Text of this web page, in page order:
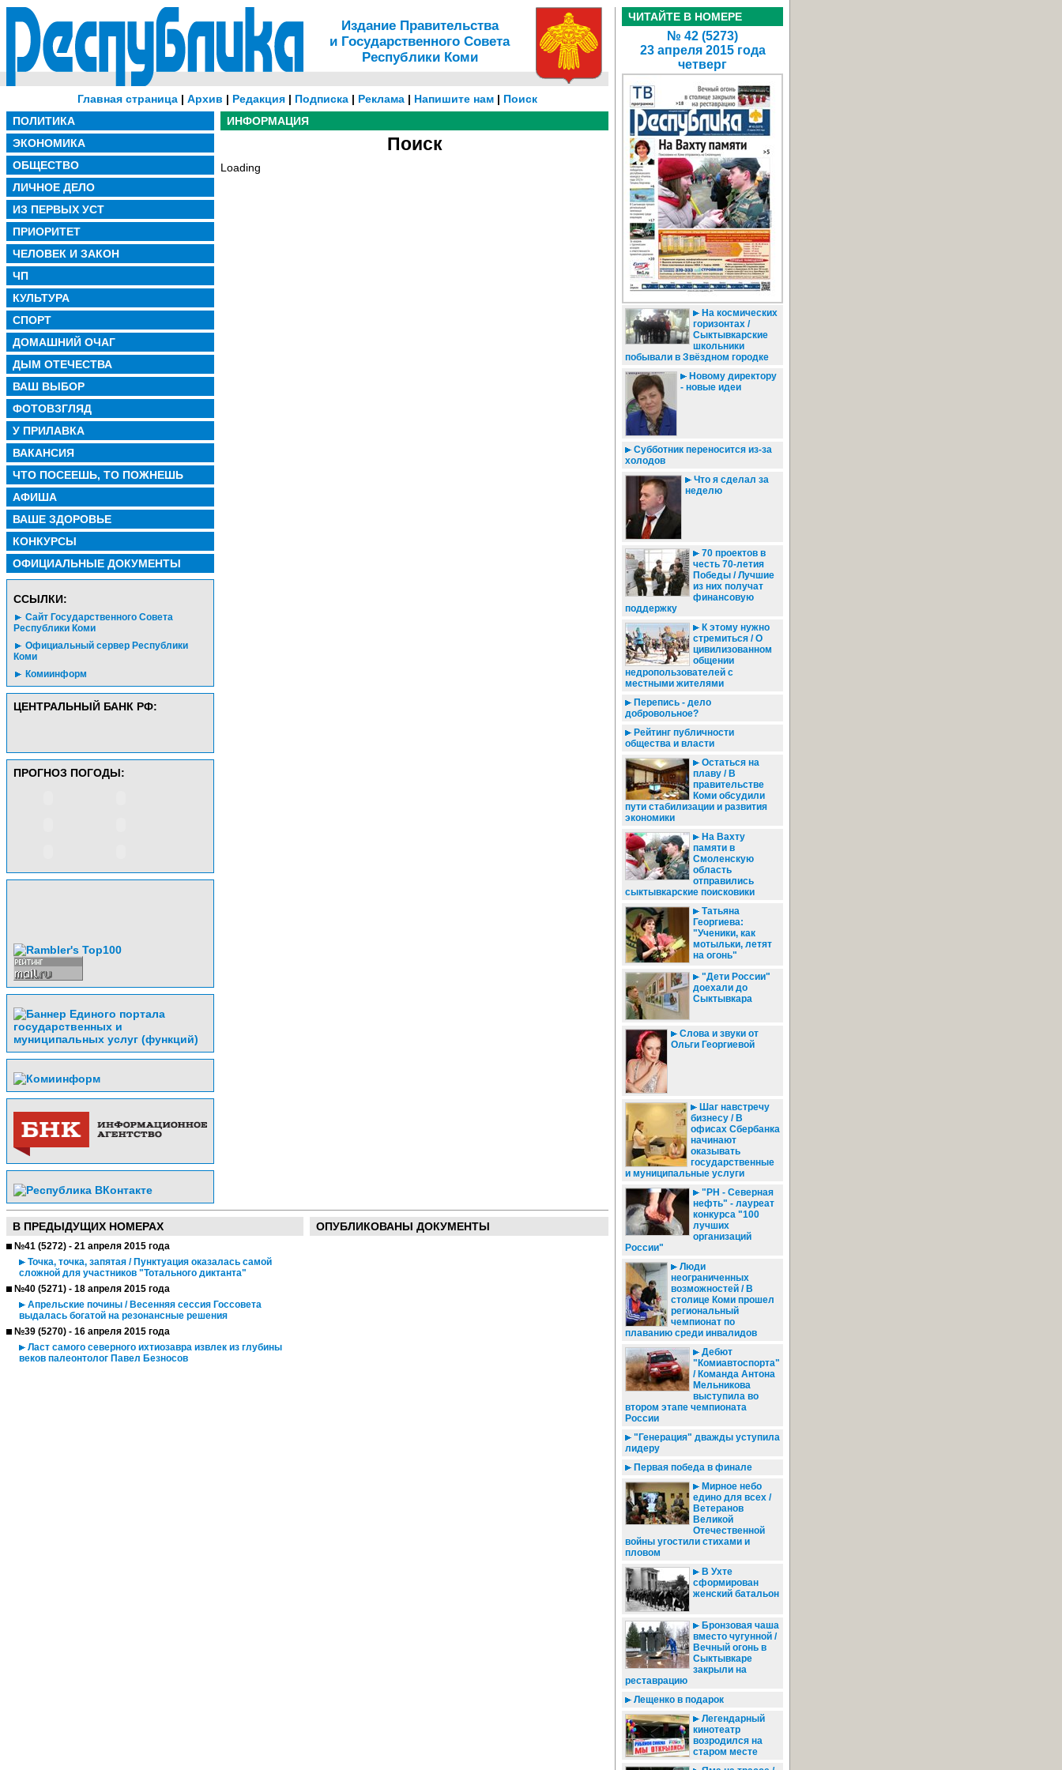
Издание Правительства
и Государственного Совета
Республики Коми
Главная страница | Архив | Редакция | Подписка | Реклама | Напишите нам | Поиск
ПОЛИТИКА
ЭКОНОМИКА
ОБЩЕСТВО
ЛИЧНОЕ ДЕЛО
ИЗ ПЕРВЫХ УСТ
ПРИОРИТЕТ
ЧЕЛОВЕК И ЗАКОН
ЧП
КУЛЬТУРА
СПОРТ
ДОМАШНИЙ ОЧАГ
ДЫМ ОТЕЧЕСТВА
ВАШ ВЫБОР
ФОТОВЗГЛЯД
У ПРИЛАВКА
ВАКАНСИЯ
ЧТО ПОСЕЕШЬ, ТО ПОЖНЕШЬ
АФИША
ВАШЕ ЗДОРОВЬЕ
КОНКУРСЫ
ОФИЦИАЛЬНЫЕ ДОКУМЕНТЫ
CСЫЛКИ:
Сайт Государственного Совета
Республики Коми
Официальный сервер Республики
Коми
Комиинформ
ЦЕНТРАЛЬНЫЙ БАНК РФ:
ПРОГНОЗ ПОГОДЫ:
ИНФОРМАЦИЯ
Поиск
Loading
В ПРЕДЫДУЩИХ НОМЕРАХ
№41 (5272) - 21 апреля 2015 года
Точка, точка, запятая / Пунктуация оказалась самой
сложной для участников "Тотального диктанта"
№40 (5271) - 18 апреля 2015 года
Апрельские почины / Весенняя сессия Госсовета
выдалась богатой на резонансные решения
№39 (5270) - 16 апреля 2015 года
Ласт самого северного ихтиозавра извлек из глубины
веков палеонтолог Павел Безносов
ОПУБЛИКОВАНЫ ДОКУМЕНТЫ
ЧИТАЙТЕ В НОМЕРЕ
№ 42 (5273)
23 апреля 2015 года
четверг
На космических
горизонтах /
Сыктывкарские
школьники
побывали в Звёздном городке
Новому директору
- новые идеи
Субботник переносится из-за
холодов
Что я сделал за
неделю
70 проектов в
честь 70-летия
Победы / Лучшие
из них получат
финансовую
поддержку
К этому нужно
стремиться / О
цивилизованном
общении
недропользователей с
местными жителями
Перепись - дело
добровольное?
Рейтинг публичности
общества и власти
Остаться на
плаву / В
правительстве
Коми обсудили
пути стабилизации и развития
экономики
На Вахту
памяти в
Смоленскую
область
отправились
сыктывкарские поисковики
Татьяна
Георгиева:
"Ученики, как
мотыльки, летят
на огонь"
"Дети России"
доехали до
Сыктывкара
Слова и звуки от
Ольги Георгиевой
Шаг навстречу
бизнесу / В
офисах Сбербанка
начинают
оказывать
государственные
и муниципальные услуги
"РН - Северная
нефть" - лауреат
конкурса "100
лучших
организаций
России"
Люди
неограниченных
возможностей / В
столице Коми прошел
региональный
чемпионат по
плаванию среди инвалидов
Дебют
"Комиавтоспорта"
/ Команда Антона
Мельникова
выступила во
втором этапе чемпионата
России
"Генерация" дважды уступила
лидеру
Первая победа в финале
Мирное небо
едино для всех /
Ветеранов
Великой
Отечественной
войны угостили стихами и
пловом
В Ухте
сформирован
женский батальон
Бронзовая чаша
вместо чугунной /
Вечный огонь в
Сыктывкаре
закрыли на
реставрацию
Лещенко в подарок
Легендарный
кинотеатр
возродился на
старом месте